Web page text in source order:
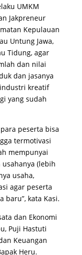
UMKM
Jakpreneur
Kepulauan
Untung Jawa,
Tidung, agar
dan nilai
dan jasanya
kreatif
yang sudah
peserta bisa
termotivasi
mempunyai
(lebih
usaha,
agar peserta
baru”, kata Kasi.
dan Ekonomi
Puji Hastuti
Keuangan
Heru.